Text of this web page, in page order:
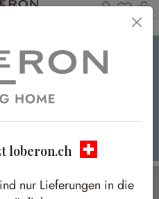
Du
loberon.ch
nur Lieferungen in die